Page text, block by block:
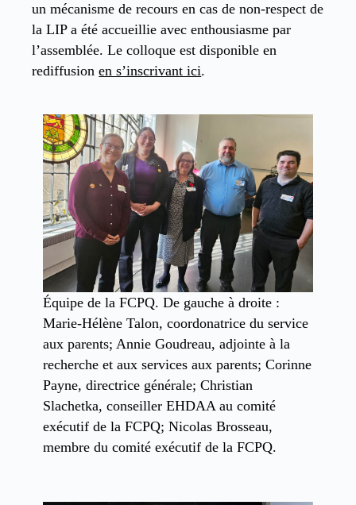
un mécanisme de recours en cas de non-respect de
la LIP a été accueillie avec enthousiasme par
l’assemblée. Le colloque est disponible en
rediffusionen s’inscrivant ici.
Équipe de la FCPQ. De gauche à droite :
Marie-Hélène Talon, coordonatrice du service
aux parents; Annie Goudreau, adjointe à la
recherche et aux services aux parents; Corinne
Payne, directrice générale; Christian
Slachetka, conseiller EHDAA au comité
exécutif de la FCPQ; Nicolas Brosseau,
membre du comité exécutif de la FCPQ.